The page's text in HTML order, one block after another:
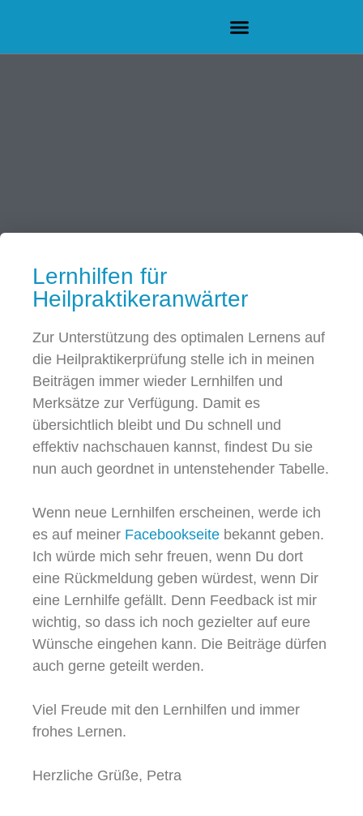
Lernhilfen für
Heilpraktikeranwärter
Zur Unterstützung des optimalen Lernens auf
die Heilpraktikerprüfung stelle ich in meinen
Beiträgen immer wieder Lernhilfen und
Merksätze zur Verfügung. Damit es
übersichtlich bleibt und Du schnell und
effektiv nachschauen kannst, findest Du sie
nun auch geordnet in untenstehender Tabelle.
Wenn neue Lernhilfen erscheinen, werde ich
es auf meiner Facebookseite bekannt geben.
Ich würde mich sehr freuen, wenn Du dort
eine Rückmeldung geben würdest, wenn Dir
eine Lernhilfe gefällt. Denn Feedback ist mir
wichtig, so dass ich noch gezielter auf eure
Wünsche eingehen kann. Die Beiträge dürfen
auch gerne geteilt werden.
Viel Freude mit den Lernhilfen und immer
frohes Lernen.
Herzliche Grüße, Petra